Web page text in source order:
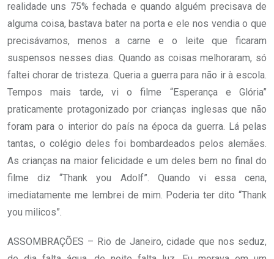
realidade uns 75% fechada e quando alguém precisava de
alguma coisa, bastava bater na porta e ele nos vendia o que
precisávamos, menos a carne e o leite que ficaram
suspensos nesses dias. Quando as coisas melhoraram, só
faltei chorar de tristeza. Queria a guerra para não ir à escola.
Tempos mais tarde, vi o filme “Esperança e Glória”
praticamente protagonizado por crianças inglesas que não
foram para o interior do país na época da guerra. Lá pelas
tantas, o colégio deles foi bombardeados pelos alemães.
As crianças na maior felicidade e um deles bem no final do
filme diz “Thank you Adolf”. Quando vi essa cena,
imediatamente me lembrei de mim. Poderia ter dito “Thank
you milicos”.
ASSOMBRAÇÕES – Rio de Janeiro, cidade que nos seduz,